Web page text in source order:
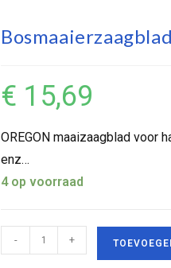
€ 15,69
OREGON maaizaagblad voor
enz…
4 op voorraad
- +